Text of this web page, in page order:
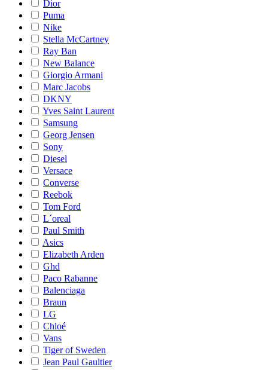
Dior
Puma
Nike
Stella McCartney
Ray Ban
New Balance
Giorgio Armani
Marc Jacobs
DKNY
Yves Saint Laurent
Samsung
Georg Jensen
Sony
Diesel
Versace
Converse
Reebok
Tom Ford
L´oreal
Paul Smith
Asics
Elizabeth Arden
Ghd
Paco Rabanne
Balenciaga
Braun
LG
Chloé
Vans
Tiger of Sweden
Jean Paul Gaultier